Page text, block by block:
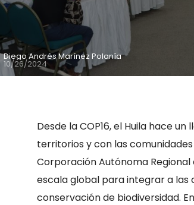
Diego Andrés Marínez Polanía
10/26/2024
Desde la COP16, el Huila hace
territorios y con las comunidades
Corporación Autónoma
escala global para integrar a las
conservación de biodiversidad.